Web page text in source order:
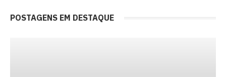
POSTAGENS EM DESTAQUE